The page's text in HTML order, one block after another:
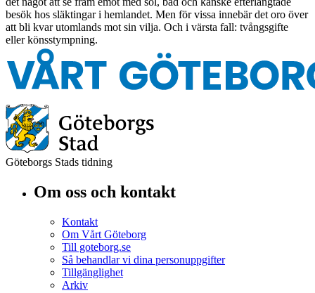
besök hos släktingar i hemlandet. Men för vissa innebär det oro över
att bli kvar utomlands mot sin vilja. Och i värsta fall: tvångsgifte
eller könsstympning.
Göteborgs Stads tidning
Om oss och kontakt
Kontakt
Om Vårt Göteborg
Till goteborg.se
Så behandlar vi dina personuppgifter
Tillgänglighet
Arkiv